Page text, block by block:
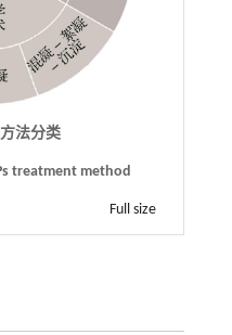
法分类
treatment method
Full size